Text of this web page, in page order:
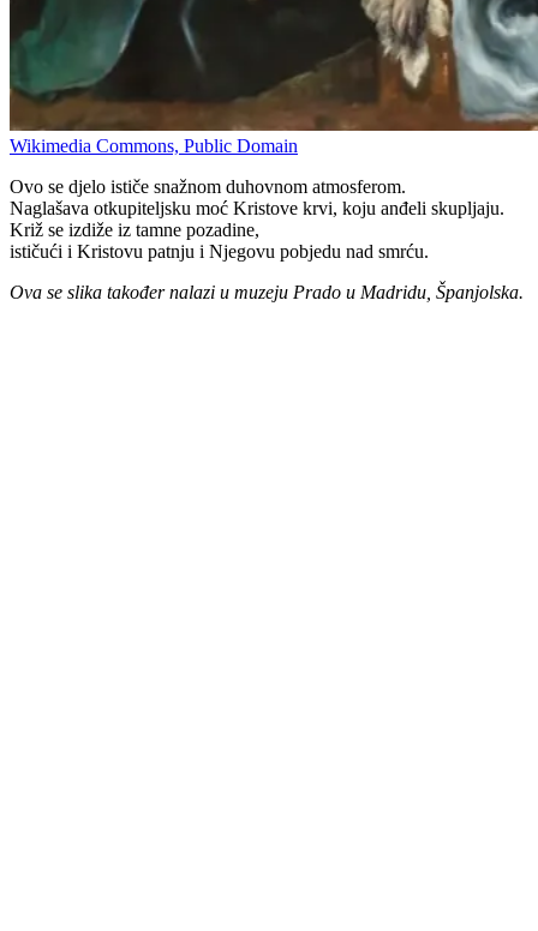
Wikimedia Commons, Public Domain
Ovo se djelo ističe snažnom duhovnom atmosferom.
Naglašava otkupiteljsku moć Kristove krvi, koju anđeli skupljaju.
Križ se izdiže iz tamne pozadine,
ističući i Kristovu patnju i Njegovu pobjedu nad smrću.
Ova se slika također nalazi u muzeju Prado u Madridu, Španjolska.